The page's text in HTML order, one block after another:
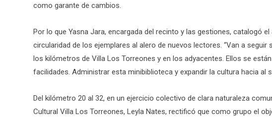
como garante de cambios.
Por lo que Yasna Jara, encargada del recinto y las gestiones, catalogó
circularidad de los ejemplares al alero de nuevos lectores. “Van a
los kilómetros de Villa Los Torreones y en los adyacentes. Ellos se
facilidades. Administrar esta minibiblioteca y expandir la cultura hacia al
Del kilómetro 20 al 32, en un ejercicio colectivo de clara naturaleza
Cultural Villa Los Torreones, Leyla Nates, rectificó que como grupo el